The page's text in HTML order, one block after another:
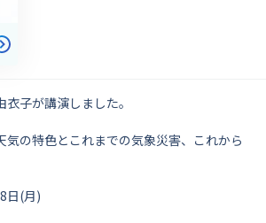
子が講演しました。
気の特色とこれまでの気象災害、これから
日(月)